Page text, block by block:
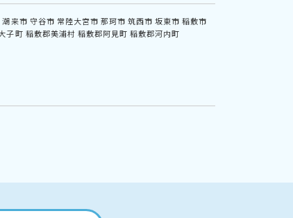
潮来市 守谷市 常陸大宮市 那珂市 筑西市 坂東市 稲敷市
子町 稲敷郡美浦村 稲敷郡阿見町 稲敷郡河内町